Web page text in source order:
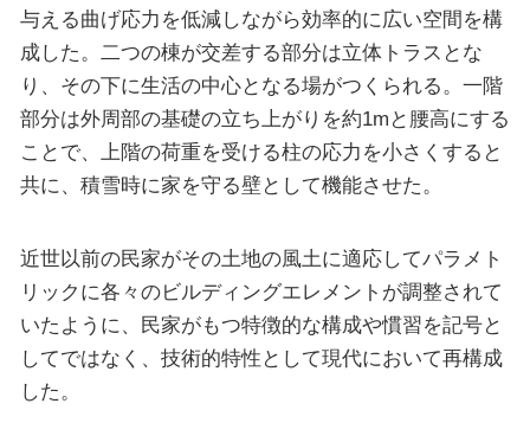
与える曲げ応力を低減しながら効率的に広い空間を構
成した。二つの棟が交差する部分は立体トラスとな
り、その下に生活の中心となる場がつくられる。一階
部分は外周部の基礎の立ち上がりを約1mと腰高にする
ことで、上階の荷重を受ける柱の応力を小さくすると
共に、積雪時に家を守る壁として機能させた。
近世以前の民家がその土地の風土に適応してパラメト
リックに各々のビルディングエレメントが調整されて
いたように、民家がもつ特徴的な構成や慣習を記号と
してではなく、技術的特性として現代において再構成
した。